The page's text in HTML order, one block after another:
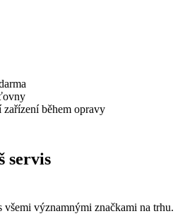
zařízení během opravy
servis
všemi významnými značkami na trhu.